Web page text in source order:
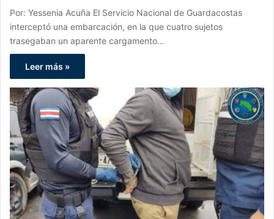
Por: Yessenia Acuña El Servicio Nacional de Guardacostas
interceptó una embarcación, en la que cuatro sujetos
trasegaban un aparente cargamento…
Leer más »